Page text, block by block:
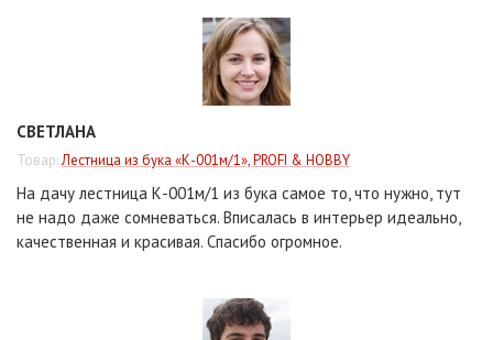
СВЕТЛАНА
Товар:Лестница из бука «К-001м/1», PROFI & HOBBY
На дачу лестница К-001м/1 из бука самое то, что нужно, тут
не надо даже сомневаться. Вписалась в интерьер идеально,
качественная и красивая. Спасибо огромное.